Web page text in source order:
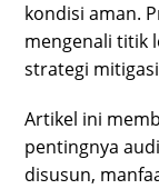
kondisi aman.
mengenali titik
strategi
Artikel ini
pentingnya
disusun,